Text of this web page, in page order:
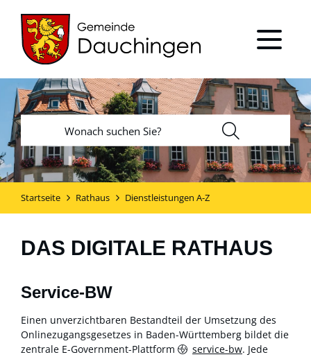
Startseite Rathaus Dienstleistungen A-Z
DAS DIGITALE RATHAUS
Service-BW
Einen unverzichtbaren Bestandteil der Umsetzung des
Onlinezugangsgesetzes in Baden-Württemberg bildet die
zentrale E-Government-Plattform
service-bw. Jede